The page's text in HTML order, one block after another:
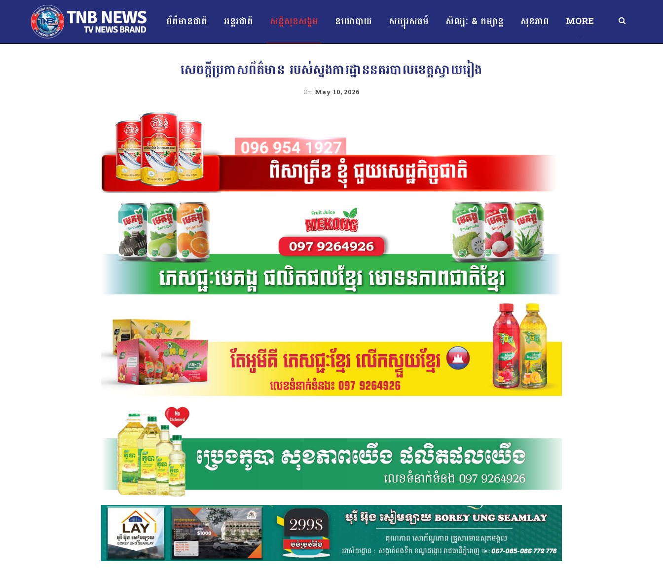
ព័ត៌មានជាតិ អន្ដរជាតិ សន្តិសុខសង្គម នយោបាយ សប្បុរសធម៍ សិល្បៈ & កម្សាន្ត សុខភាព MORE
សេចក្ដីប្រកាសព័ត៌មាន របស់ស្នងការដ្ឋាននគរបាលខេត្តស្វាយរៀង
On May 10, 2026